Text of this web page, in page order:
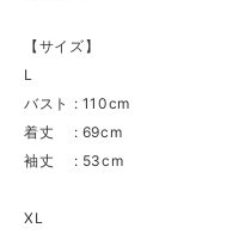
【サイズ】
L
バスト : 110cm
着丈 : 69cm
袖丈 : 53cm
XL